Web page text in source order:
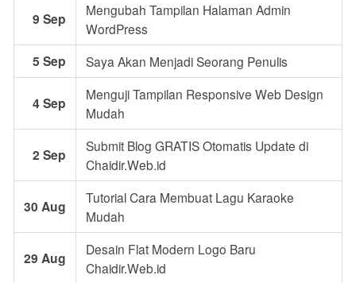
9 Sep
Mengubah Tampilan Halaman Admin
WordPress
5 Sep Saya Akan Menjadi Seorang Penulis
4 Sep
Menguji Tampilan Responsive Web Design
Mudah
2 Sep
Submit Blog GRATIS Otomatis Update di
Chaidir.Web.id
30 Aug
Tutorial Cara Membuat Lagu Karaoke
Mudah
29 Aug
Desain Flat Modern Logo Baru
Chaidir.Web.id